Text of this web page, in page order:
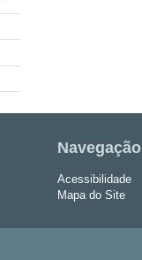
Navegação
Acessibilidade
Mapa do Site